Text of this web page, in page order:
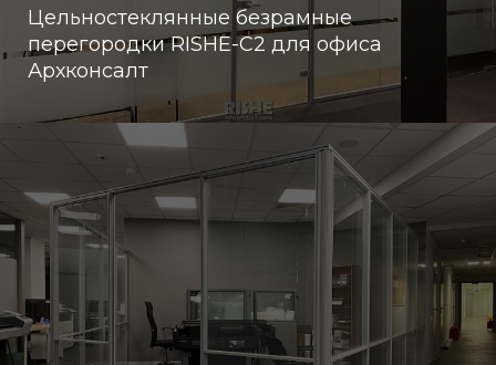
Цельностеклянные безрамные
перегородки RISHE-С2 для офиса
Архконсалт